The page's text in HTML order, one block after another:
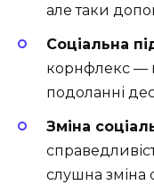
але таки
Соціальна
корнфлекс —
подоланні
Зміна
слушна зміна